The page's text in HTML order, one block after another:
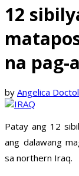
12
na pag-
by Angelica
Patay ang 12
ang dalawang
sa northern Iraq.